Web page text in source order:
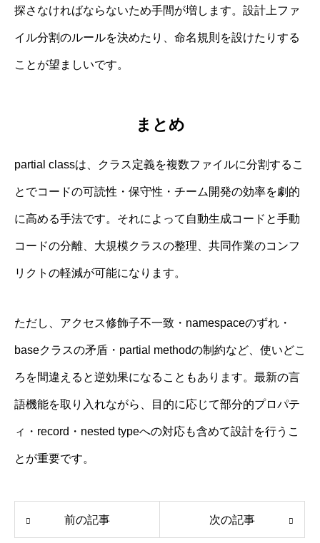
探さなければならないため手間が増します。設計上ファ
イル分割のルールを決めたり、命名規則を設けたりする
ことが望ましいです。
まとめ
partial classは、クラス定義を複数ファイルに分割するこ
とでコードの可読性・保守性・チーム開発の効率を劇的
に高める手法です。それによって自動生成コードと手動
コードの分離、大規模クラスの整理、共同作業のコンフ
リクトの軽減が可能になります。
ただし、アクセス修飾子不一致・namespaceのずれ・
baseクラスの矛盾・partial methodの制約など、使いどこ
ろを間違えると逆効果になることもあります。最新の言
語機能を取り入れながら、目的に応じて部分的プロパテ
ィ・record・nested typeへの対応も含めて設計を行うこ
とが重要です。
前の記事 次の記事